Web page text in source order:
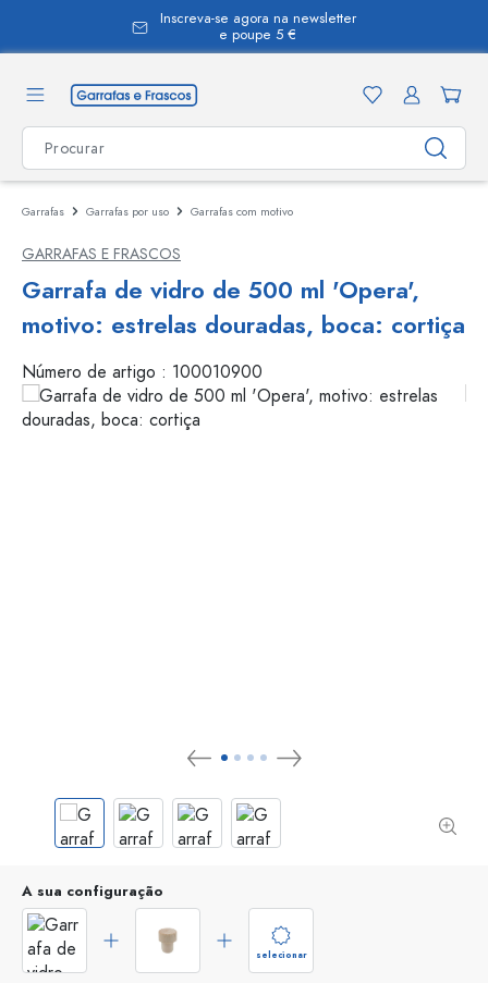
Inscreva-se agora na newsletter
e poupe 5 €
Garrafas Garrafas por uso Garrafas com motivo
GARRAFAS E FRASCOS
Garrafa de vidro de 500 ml 'Opera',
motivo: estrelas douradas, boca: cortiça
Número de artigo : 100010900
A sua configuração
selecionar